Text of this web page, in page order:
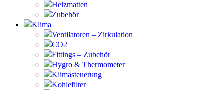
Heizmatten
Zubehör
Klima
Ventilatoren – Zirkulation
CO2
Fittings – Zubehör
Hygro & Thermometer
Klimasteuerung
Kohlefilter